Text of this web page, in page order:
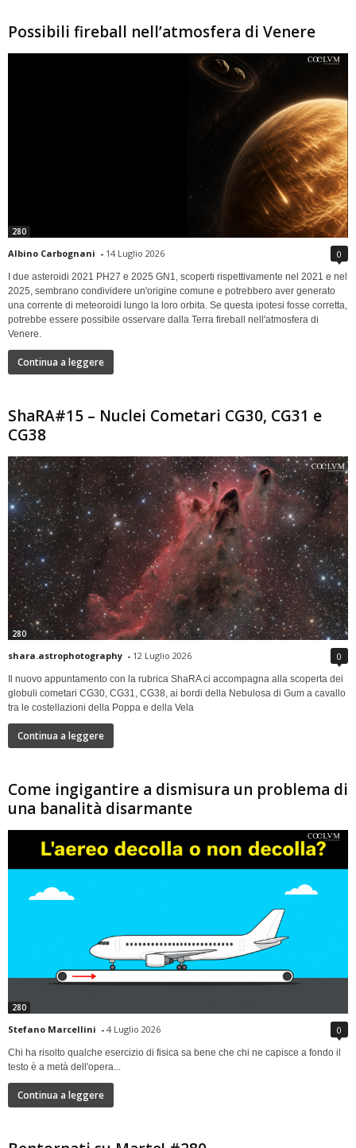
Possibili fireball nell’atmosfera di Venere
280
Albino Carbognani - 14 Luglio 2026 0
I due asteroidi 2021 PH27 e 2025 GN1, scoperti rispettivamente nel 2021 e nel
2025, sembrano condividere un'origine comune e potrebbero aver generato
una corrente di meteoroidi lungo la loro orbita. Se questa ipotesi fosse corretta,
potrebbe essere possibile osservare dalla Terra fireball nell'atmosfera di
Venere.
Continua a leggere
ShaRA#15 – Nuclei Cometari CG30, CG31 e
CG38
280
shara.astrophotography - 12 Luglio 2026 0
Il nuovo appuntamento con la rubrica ShaRA ci accompagna alla scoperta dei
globuli cometari CG30, CG31, CG38, ai bordi della Nebulosa di Gum a cavallo
tra le costellazioni della Poppa e della Vela
Continua a leggere
Come ingigantire a dismisura un problema di
una banalità disarmante
280
Stefano Marcellini - 4 Luglio 2026 0
Chi ha risolto qualche esercizio di fisica sa bene che chi ne capisce a fondo il
testo è a metà dell'opera...
Continua a leggere